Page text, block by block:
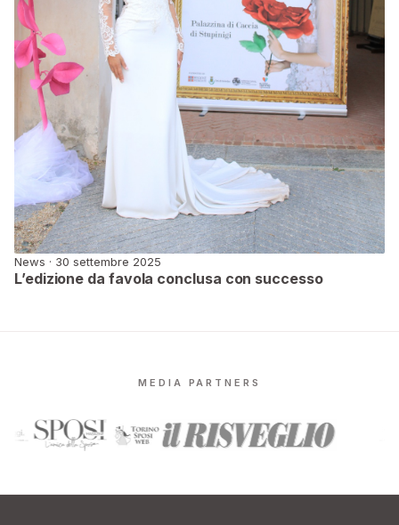
News · 30 settembre 2025
L’edizione da favola conclusa con successo
MEDIA PARTNERS